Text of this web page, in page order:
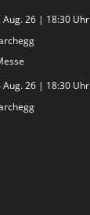
Aug. 26 | 18:30 Uhr
Aug. 26 | 18:30 Uhr